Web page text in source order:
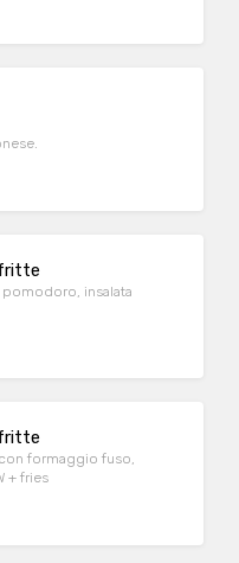
insalata
formaggio fuso,
+ fries